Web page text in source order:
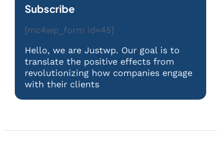
Subscribe
[mc4wp_form id=45]
Hello, we are Justwp. Our goal is to
translate the positive effects from
revolutionizing how companies engage
with their clients